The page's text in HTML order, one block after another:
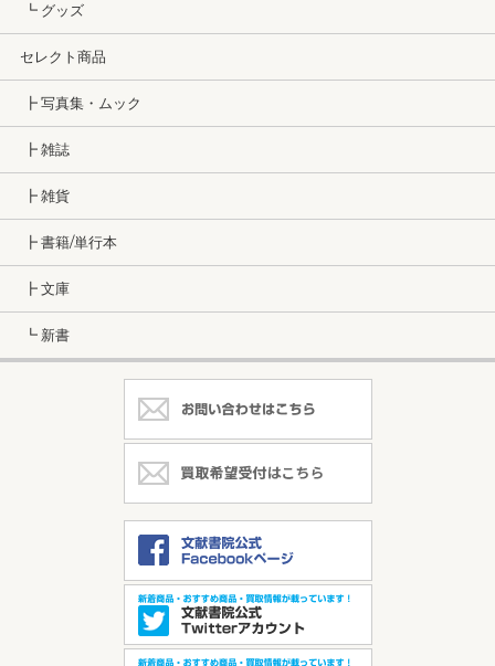
┗ グッズ
セレクト商品
┣ 写真集・ムック
┣ 雑誌
┣ 雑貨
┣ 書籍/単行本
┣ 文庫
┗ 新書